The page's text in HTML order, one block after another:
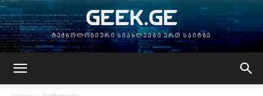
GEEK.GE
ტექნოლოგიური სიახლეები ერთ საიტზე